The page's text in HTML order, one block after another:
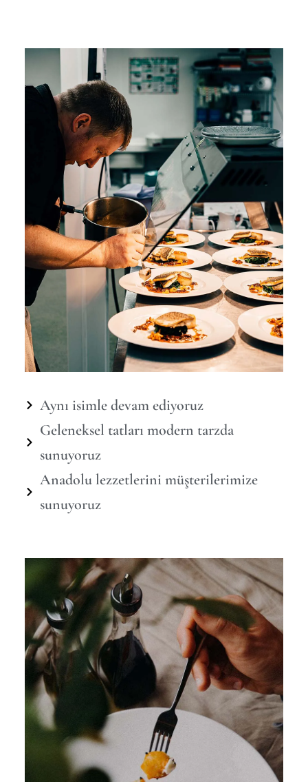
Aynı isimle devam ediyoruz
Geleneksel tatları modern tarzda
sunuyoruz
Anadolu lezzetlerini müşterilerimize
sunuyoruz